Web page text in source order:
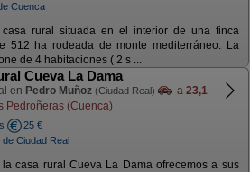
Cuenca
casa rural situada en el interior de una finca
512 ha rodeada de monte mediterráneo. La
de 4 habitaciones ( 2 s ...
Cueva La Dama
en Pedro Muñoz (Ciudad Real) a 23,1
Pedroñeras (Cuenca)
25 €
de Ciudad Real
la casa rural Cueva La Dama ofrecemos a sus